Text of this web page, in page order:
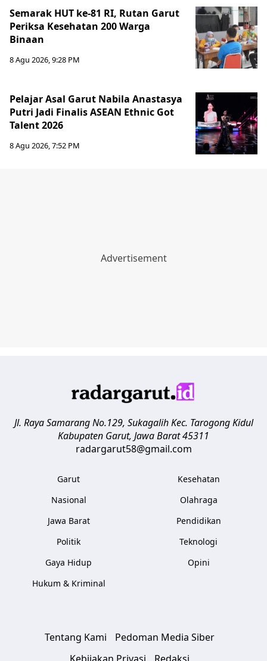
Semarak HUT ke-81 RI, Rutan Garut
Periksa Kesehatan 200 Warga
Binaan
8 Agu 2026, 9:28 PM
Pelajar Asal Garut Nabila Anastasya
Putri Jadi Finalis ASEAN Ethnic Got
Talent 2026
8 Agu 2026, 7:52 PM
Jl. Raya Samarang No.129, Sukagalih Kec. Tarogong Kidul
Kabupaten Garut, Jawa Barat45311
radargarut58@gmail.com
Garut
Nasional
Jawa Barat
Politik
Gaya Hidup
Hukum & Kriminal
Kesehatan
Olahraga
Pendidikan
Teknologi
Opini
Tentang Kami
Pedoman Media Siber